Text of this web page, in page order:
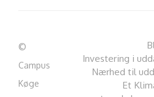
©
Campus
Køge
Investering i
Nærhed til
Et